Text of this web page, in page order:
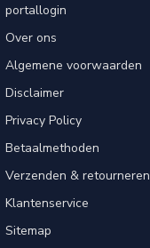
portallogin
Over ons
Algemene voorwaarden
Disclaimer
Privacy Policy
Betaalmethoden
Verzenden & retourneren
Klantenservice
Sitemap